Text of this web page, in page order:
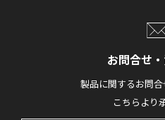
お問合せ
製品に関するお問合
こちらより